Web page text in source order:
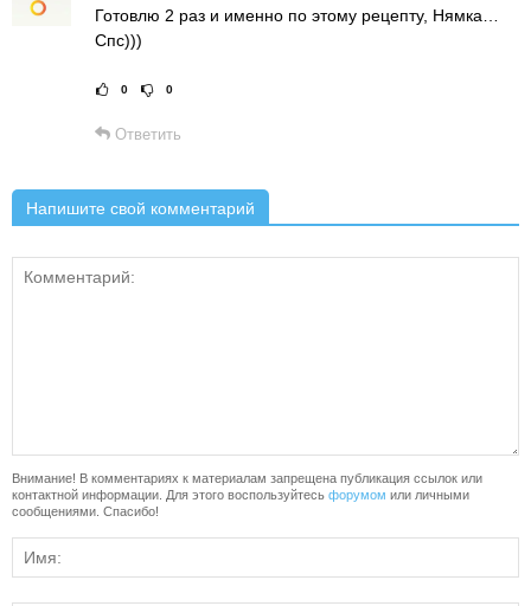
Готовлю 2 раз и именно по этому рецепту, Нямка…
Спс)))
Рейтинг статьи:
0 0
Ответить
Напишите свой комментарий
Внимание! В комментариях к материалам запрещена публикация ссылок или
контактной информации. Для этого воспользуйтесь форумом или личными
сообщениями. Спасибо!